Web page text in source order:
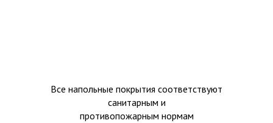
Все напольные покрытия соответствуют
санитарным и
противопожарным нормам